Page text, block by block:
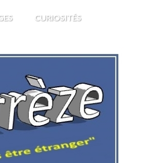
CURIOSITÉS